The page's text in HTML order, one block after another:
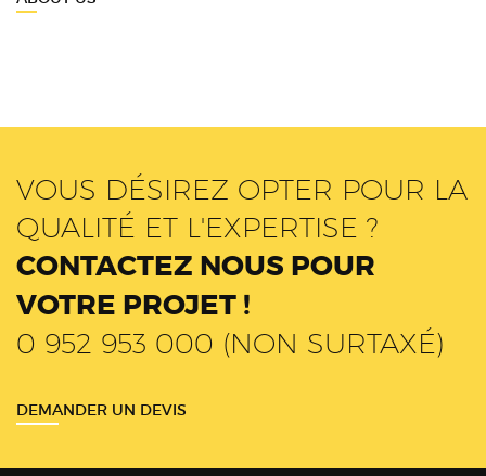
VOUS DÉSIREZ OPTER POUR LA
QUALITÉ ET L'EXPERTISE ?
CONTACTEZ NOUS POUR
VOTRE PROJET !
0 952 953 000 (NON SURTAXÉ)
DEMANDER UN DEVIS